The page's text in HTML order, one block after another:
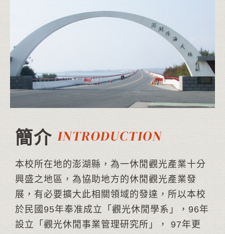
簡介
本校所在地的澎湖縣，為一休閒觀光產業十分
興盛之地區，為協助地方的休閒觀光產業發
展，有必要擴大此相關領域的發達，所以本校
於民國95年奉准成立「觀光休閒學系」，96年
設立「觀光休閒事業管理研究所」， 97年更